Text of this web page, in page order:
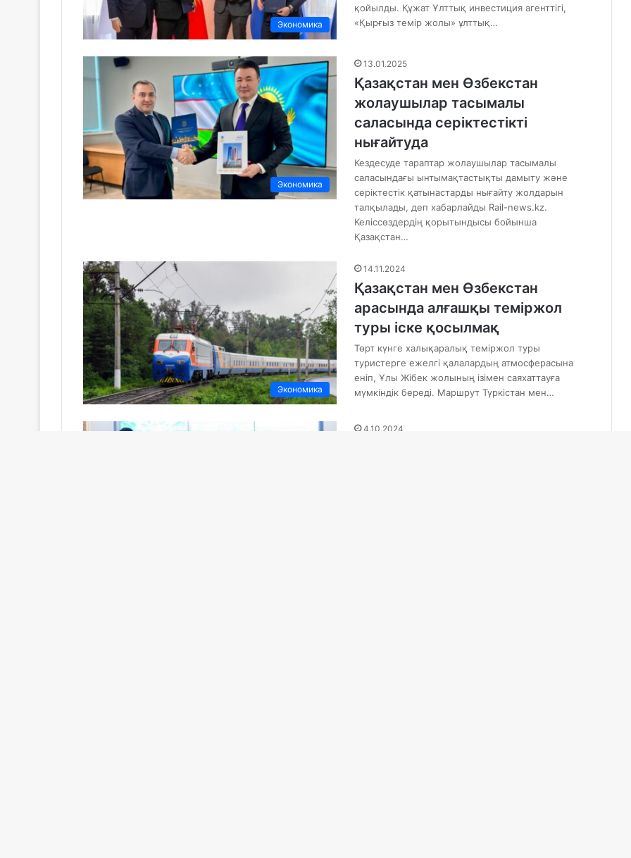
Экономика
қойылды. Құжат Ұлттық инвестиция агенттігі,
«Қырғыз темір жолы» ұлттық…
Экономика
13.01.2025
Қазақстан мен Өзбекстан
жолаушылар тасымалы
саласында серіктестікті
нығайтуда
Кездесуде тараптар жолаушылар тасымалы
саласындағы ынтымақтастықты дамыту және
серіктестік қатынастарды нығайту жолдарын
талқылады, деп хабарлайды Rail-news.kz.
Келіссөздердің қорытындысы бойынша
Қазақстан…
Экономика
14.11.2024
Қазақстан мен Өзбекстан
арасында алғашқы теміржол
туры іске қосылмақ
Төрт күнге халықаралық теміржол туры
туристерге ежелгі қалалардың атмосферасына
еніп, Ұлы Жібек жолының ізімен саяхаттауға
мүмкіндік береді. Маршрут Түркістан мен…
4.10.2024